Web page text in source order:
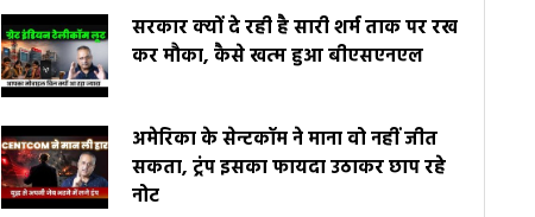
सरकार क्यों दे रही है सारी शर्म ताक पर रख
कर मौका, कैसे खत्म हुआ बीएसएनएल
अमेरिका के सेन्टकॉम ने माना वो नहीं जीत
सकता, ट्रंप इसका फायदा उठाकर छाप रहे
नोट